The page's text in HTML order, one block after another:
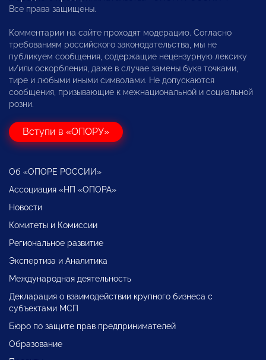
Все права защищены.
Комментарии на сайте проходят модерацию. Согласно
требованиям российского законодательства, мы не
публикуем сообщения, содержащие нецензурную лексику
и/или оскорбления, даже в случае замены букв точками,
тире и любыми иными символами. Не допускаются
сообщения, призывающие к межнациональной и социальной
розни.
Вступи в «ОПОРУ»
Об «ОПОРЕ РОССИИ»
Ассоциация «НП «ОПОРА»
Новости
Комитеты и Комиссии
Региональное развитие
Экспертиза и Аналитика
Международная деятельность
Декларация о взаимодействии крупного бизнеса с
субъектами МСП
Бюро по защите прав предпринимателей
Образование